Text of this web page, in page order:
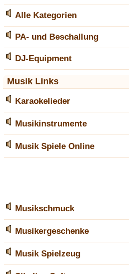
Alle Kategorien
PA- und Beschallung
DJ-Equipment
Musik Links
Karaokelieder
Musikinstrumente
Musik Spiele Online
Musikschmuck
Musikergeschenke
Musik Spielzeug